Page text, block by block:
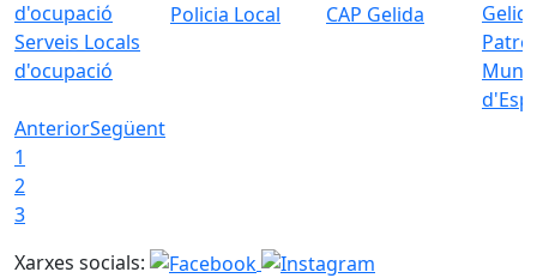
Serveis Locals
d'ocupació
Policia Local
CAP Gelida
AnteriorSegüent
1
2
3
Xarxes socials: